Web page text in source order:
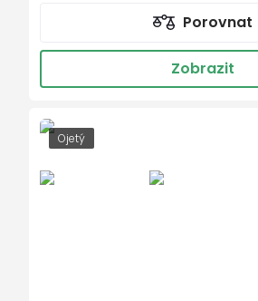
multifunkční volant
zadní stěrač s ostřikovačem
metalický lak
Porovnat
Zobrazit
Ojetý